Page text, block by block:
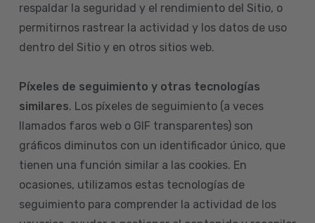
respaldar la seguridad y el rendimiento del Sitio, o
permitirnos rastrear la actividad y los datos de uso
dentro del Sitio y en otros sitios web.
Píxeles de seguimiento y otras tecnologías
similares. Los píxeles de seguimiento (a veces
llamados faros web o GIF transparentes) son
gráficos diminutos con un identificador único, que
tienen una función similar a las cookies. En
ocasiones, utilizamos estas tecnologías de
seguimiento para comprender la actividad de los